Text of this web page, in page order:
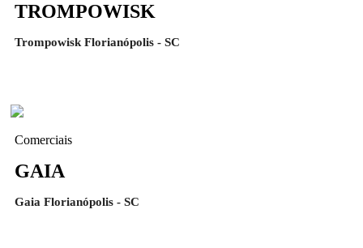
TROMPOWISK
Trompowisk Florianópolis - SC
Comerciais
GAIA
Gaia Florianópolis - SC